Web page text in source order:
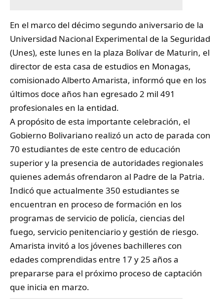
En el marco del décimo segundo aniversario de la
Universidad Nacional Experimental de la Seguridad
(Unes), este lunes en la plaza Bolívar de Maturin, el
director de esta casa de estudios en Monagas,
comisionado Alberto Amarista, informó que en los
últimos doce años han egresado 2 mil 491
profesionales en la entidad.
A propósito de esta importante celebración, el
Gobierno Bolivariano realizó un acto de parada con
70 estudiantes de este centro de educación
superior y la presencia de autoridades regionales
quienes además ofrendaron al Padre de la Patria.
Indicó que actualmente 350 estudiantes se
encuentran en proceso de formación en los
programas de servicio de policía, ciencias del
fuego, servicio penitenciario y gestión de riesgo.
Amarista invitó a los jóvenes bachilleres con
edades comprendidas entre 17 y 25 años a
prepararse para el próximo proceso de captación
que inicia en marzo.